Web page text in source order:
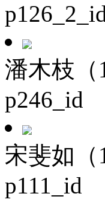
潘木枝（
p246_id
宋斐如（
p111_id